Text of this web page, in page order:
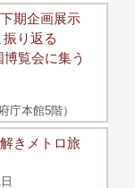
期企画展示
振り返る
覧会に集う
庁本館5階）
きメトロ旅